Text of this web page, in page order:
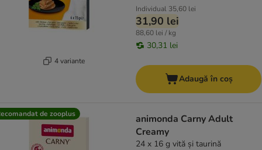
4 variante
Individual 35,60 lei
31,90 lei
88,60 lei / kg
30,31 lei
Adaugă în coș
de zooplus
animonda Carny Adult
Creamy
24 x 16 g vită și taurină